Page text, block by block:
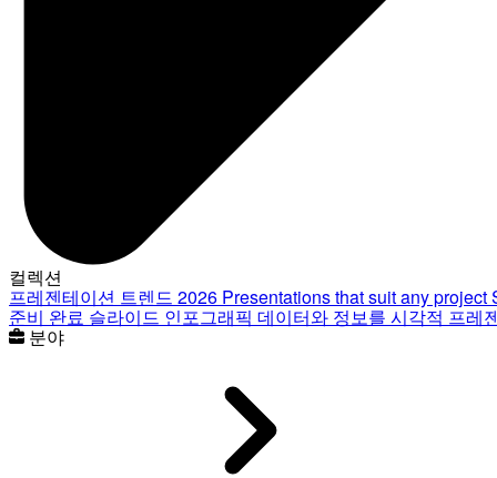
컬렉션
프레젠테이션 트렌드 2026 Presentations that suit any project
준비 완료 슬라이드 인포그래픽 데이터와 정보를 시각적 프레
분야